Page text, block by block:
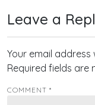
Leave a
Your email address
Required fields are
COMMENT *